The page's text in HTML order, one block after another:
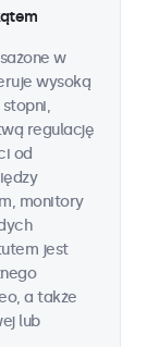
w
wysoką
regulację
od
monitory
jest
a także
lub